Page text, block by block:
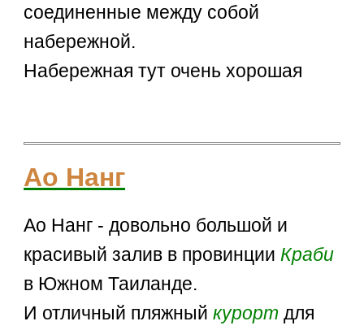
соединенные между собой
набережной.
Набережная тут очень хорошая
Ао Нанг
Ао Нанг - довольно большой и
красивый залив в провинции Краби
в Южном Таиланде.
И отличный пляжныйкурорт для